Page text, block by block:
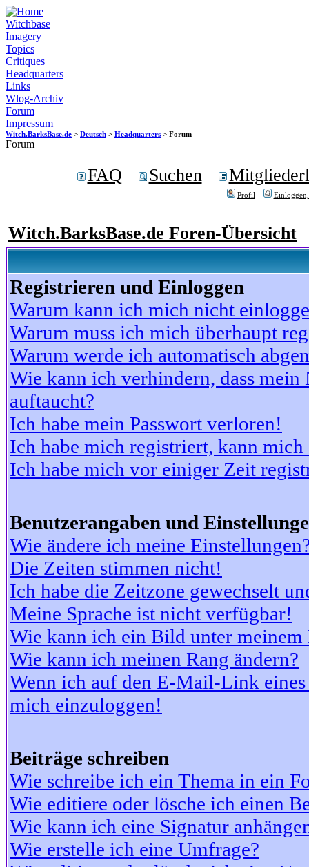
Witchbase
Imagery
Topics
Critiques
Headquarters
Links
Wlog-Archiv
Forum
Impressum
Witch.BarksBase.de > Deutsch > Headquarters > Forum
Forum
FAQ Suchen
Profil
Witch.BarksBase.de Foren-Übersicht
Registrieren und Einloggen
Warum kann ich mich nicht
Warum muss ich mich überhaupt
Warum werde ich automatisch
Wie kann ich verhindern, dass
auftaucht?
Ich habe mein Passwort verloren!
Ich habe mich registriert, kann
Ich habe mich vor einiger Zeit
Benutzerangaben und
Wie ändere ich meine
Die Zeiten stimmen nicht!
Ich habe die Zeitzone gewechselt
Meine Sprache ist nicht verfügbar!
Wie kann ich ein Bild unter meinem
Wie kann ich meinen Rang ändern?
Wenn ich auf den E-Mail-Link
mich einzuloggen!
Beiträge schreiben
Wie schreibe ich ein Thema in ein
Wie editiere oder lösche ich einen
Wie kann ich eine Signatur
Wie erstelle ich eine Umfrage?